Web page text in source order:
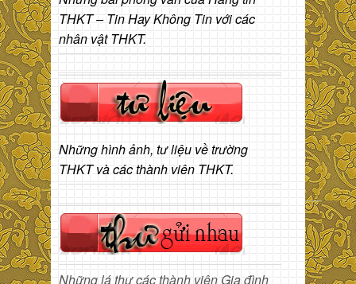
THKT – Tin Hay Không Tin với các
nhân vật THKT.
Những hình ảnh, tư liệu về trường
THKT và các thành viên THKT.
Những lá thư các thành viên Gia đình